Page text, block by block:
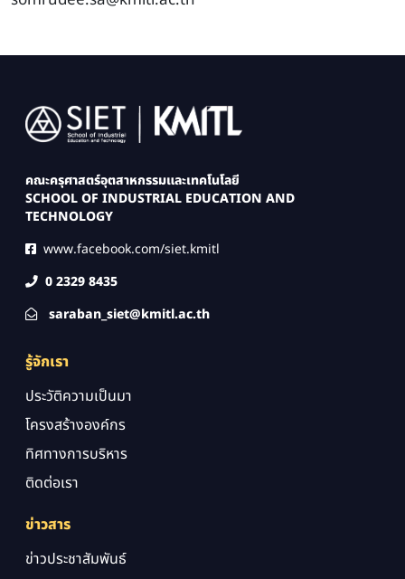
Image
คณะครุศาสตร์อุตสาหกรรมและเทคโนโลยี
SCHOOL OF INDUSTRIAL EDUCATION AND
TECHNOLOGY
www.facebook.com/siet.kmitl
0 2329 8435
saraban_siet@kmitl.ac.th
รู้จักเรา
ประวัติความเป็นมา
โครงสร้างองค์กร
ทิศทางการบริหาร
ติดต่อเรา
ข่าวสาร
ข่าวประชาสัมพันธ์